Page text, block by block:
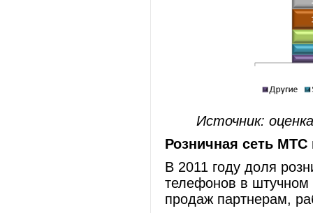
Источник:
Розничная сеть МТС
В 2011 году доля
телефонов в
продаж партнерам,